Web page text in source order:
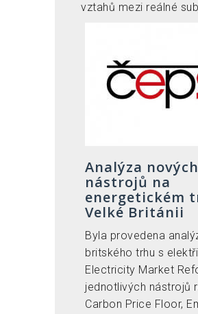
vztahů mezi reálné
Analýza nových
nástrojů na
energetickém
Velké Británii
Byla provedena
britského trhu s
Electricity Market
jednotlivých nástrojů
Carbon Price Floor,